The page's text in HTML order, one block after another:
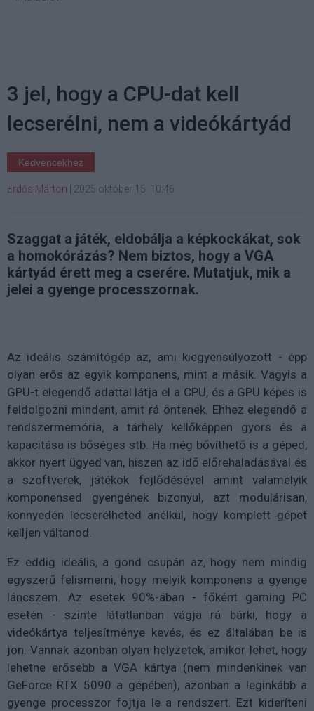
3 jel, hogy a CPU-dat kell
lecserélni, nem a videókártyád
Kedvencekhez
Erdős Márton 2025 október 15. 10:46
Szaggat a játék, eldobálja a képkockákat, sok
a homokórázás? Nem biztos, hogy a VGA
kártyád érett meg a cserére. Mutatjuk, mik a
jelei a gyenge processzornak.
Az ideális számítógép az, ami kiegyensúlyozott - épp
olyan erős az egyik komponens, mint a másik. Vagyis a
GPU-t elegendő adattal látja el a CPU, és a GPU képes is
feldolgozni mindent, amit rá öntenek. Ehhez elegendő a
rendszermemória, a tárhely kellőképpen gyors és a
kapacitása is bőséges stb. Ha még bővíthető is a géped,
akkor nyert ügyed van, hiszen az idő előrehaladásával és
a szoftverek, játékok fejlődésével amint valamelyik
komponensed gyengének bizonyul, azt modulárisan,
könnyedén lecserélheted anélkül, hogy komplett gépet
kelljen váltanod.
Ez eddig ideális, a gond csupán az, hogy nem mindig
egyszerű felismerni, hogy melyik komponens a gyenge
láncszem. Az esetek 90%-ában - főként gaming PC
esetén - szinte látatlanban vágja rá bárki, hogy a
videókártya teljesítménye kevés, és ez általában be is
jön. Vannak azonban olyan helyzetek, amikor lehet, hogy
lehetne erősebb a VGA kártya (nem mindenkinek van
GeForce RTX 5090 a gépében), azonban a leginkább a
gyenge processzor fojtja le a rendszert. Ezt kideríteni